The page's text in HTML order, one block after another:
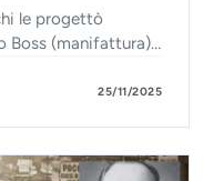
le progettò
Boss (manifattura)
25/11/2025